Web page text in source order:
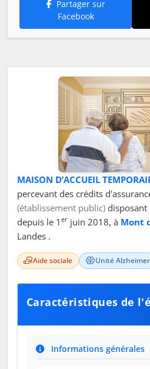
Partager sur
Facebook
MAISON D’ACCUEIL
percevant des crédits
(établissement public) disposant
depuis le 1 er juin 2018, à Mont
Landes .
Aide sociale Unité Alzheimer
Caractéristiques de
Informations générales